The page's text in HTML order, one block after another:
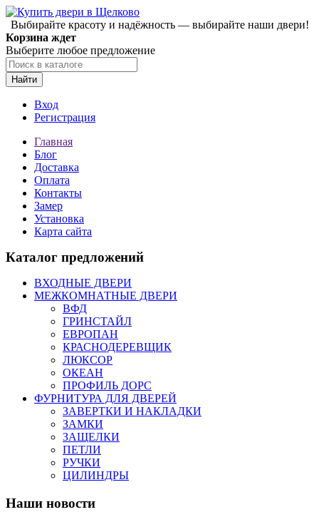
Выбирайте красоту и надёжность — выбирайте наши двери!
Корзина ждет
Выберите любое предложение
Найти
Вход
Регистрация
Главная
Блог
Доставка
Оплата
Контакты
Замер
Установка
Карта сайта
Каталог предложений
ВХОДНЫЕ ДВЕРИ
МЕЖКОМНАТНЫЕ ДВЕРИ
ВФД
ГРИНСТАЙЛ
ЕВРОПАН
КРАСНОДЕРЕВЩИК
ЛЮКСОР
ОКЕАН
ПРОФИЛЬ ДОРС
ФУРНИТУРА ДЛЯ ДВЕРЕЙ
ЗАВЕРТКИ И НАКЛАДКИ
ЗАМКИ
ЗАЩЕЛКИ
ПЕТЛИ
РУЧКИ
ЦИЛИНДРЫ
Наши новости